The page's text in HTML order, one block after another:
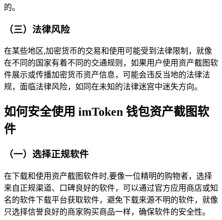
的。
（三）法律风险
在某些地区,加密货币的交易和使用可能受到法律限制，就像
在不同的国家有着不同的交通规则，如果用户使用资产截图软
件展示或传播加密货币资产信息，可能会违反当地的法律法
规，面临法律风险，如同在未知的法律迷宫中迷失方向。
如何安全使用 imToken 钱包资产截图软
件
（一）选择正规软件
在下载和使用资产截图软件时,要像一位精明的购物者，选择
来自正规渠道、口碑良好的软件，可以通过官方应用商店或知
名的软件下载平台获取软件，避免下载来源不明的软件，就像
只选择信誉良好的商家购买商品一样，确保软件的安全性。